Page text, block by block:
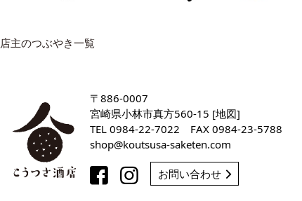
店主のつぶやき一覧
〒886-0007
宮崎県小林市真方560-15 [地図]
TEL 0984-22-7022
FAX 0984-23-5788
shop
koutsusa-saketen com
お問い合わせ